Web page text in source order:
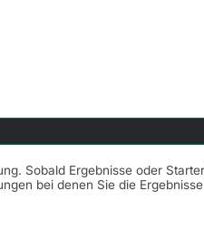
Sobald Ergebnisse oder
bei denen Sie die